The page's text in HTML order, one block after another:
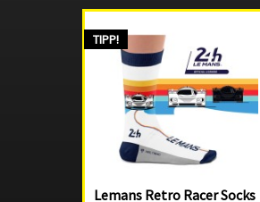
TIPP!
Lemans Retro Racer Socks